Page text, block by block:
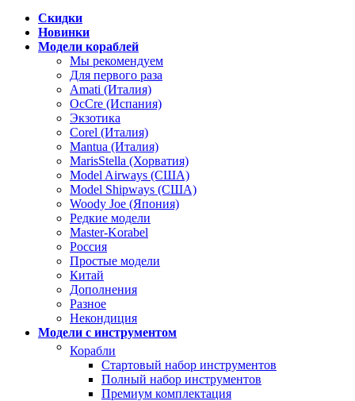
Скидки
Новинки
Модели кораблей
Мы рекомендуем
Для первого раза
Amati (Италия)
OcCre (Испания)
Экзотика
Corel (Италия)
Mantua (Италия)
MarisStella (Хорватия)
Model Airways (США)
Model Shipways (США)
Woody Joe (Япония)
Редкие модели
Master-Korabel
Россия
Простые модели
Китай
Дополнения
Разное
Некондиция
Модели с инструментом
Корабли
Стартовый набор инструментов
Полный набор инструментов
Премиум комплектация